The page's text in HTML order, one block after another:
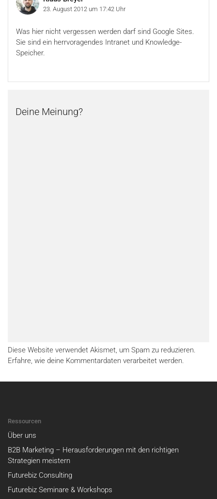
23. August 2012 um 17:42 Uhr
Was hier nicht vergessen werden darf sind Google Sites.
Sie sind ein herrvoragendes Intranet und Knowledge-
Speicher.
Deine Meinung?
Diese Website verwendet Akismet, um Spam zu reduzieren.
Erfahre, wie deine Kommentardaten verarbeitet werden.
Ressourcen
Über uns
B2B Marketing – Herausforderungen mit den richtigen
Strategien meistern
Futurebiz Consulting
Futurebiz Seminare & Workshops